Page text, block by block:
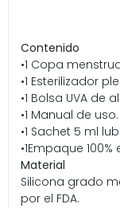
Contenido
•1 Copa
•1 Esterilizador
•1 Bolsa UVA de
•1 Manual de uso.
•1 Sachet 5 ml
•1Empaque
Material
Silicona grado
por el FDA.